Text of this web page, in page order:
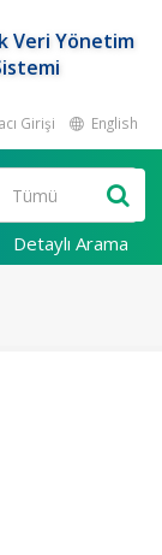
Veri Yönetim
Girişi English
Detaylı Arama